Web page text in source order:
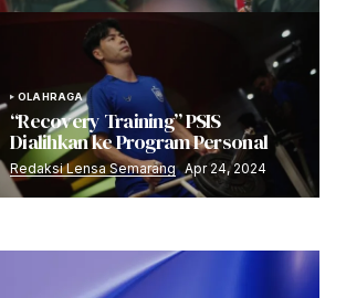
OLAHRAGA
“Recovery Training” PSIS
Dialihkan ke Program Personal
Redaksi Lensa Semarang Apr 24, 2024